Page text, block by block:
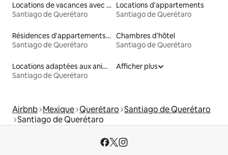
Locations de vacances avec piscine
Santiago de Querétaro
Locations d'appartements
Santiago de Querétaro
Résidences d'appartements en location
Santiago de Querétaro
Chambres d'hôtel
Santiago de Querétaro
Locations adaptées aux animaux
Santiago de Querétaro
Afficher plus
Airbnb Mexique Querétaro Santiago de Querétaro
Santiago de Querétaro